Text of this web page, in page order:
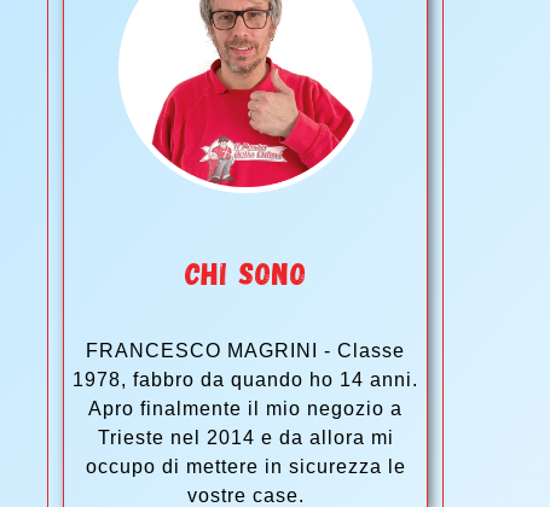
CHI SONO
FRANCESCO MAGRINI - Classe
1978, fabbro da quando ho 14 anni.
Apro finalmente il mio negozio a
Trieste nel 2014 e da allora mi
occupo di mettere in sicurezza le
vostre case.